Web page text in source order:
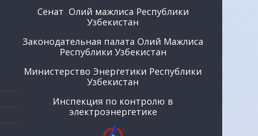
Сенат Олий мажлиса Республики
Узбекистан
Законодательная палата Олий Мажлиса
Республики Узбекистан
Министерство Энергетики Республики
Узбекистан
Инспекция по контролю в
электроэнергетике